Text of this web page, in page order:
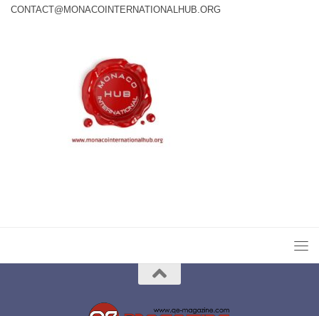
CONTACT@MONACOINTERNATIONALHUB.ORG